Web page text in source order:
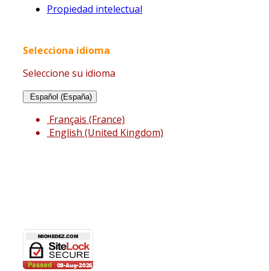
Propiedad intelectual
Selecciona idioma
Seleccione su idioma
Español (España)
Français (France)
English (United Kingdom)